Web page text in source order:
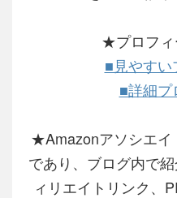
★プロフィ
■見やす
■詳細プ
★Amazonアソシエイ
であり、ブログ内で
ィリエイトリンク、